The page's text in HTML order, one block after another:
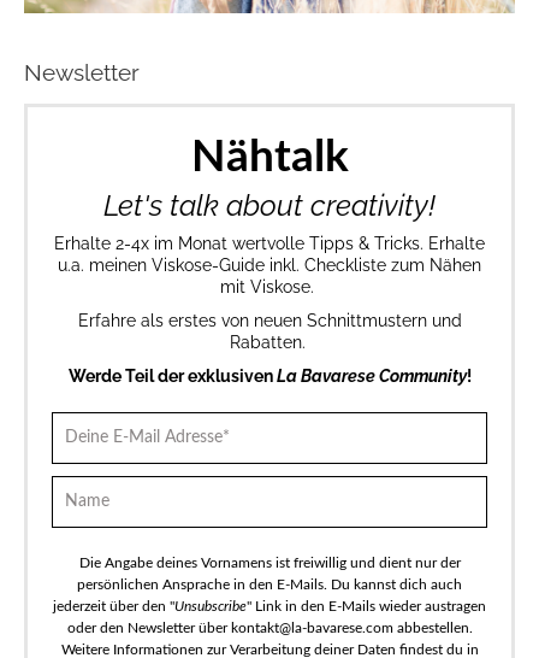
Newsletter
Nähtalk
Let's talk about creativity!
Erhalte 2-4x im Monat wertvolle Tipps & Tricks. Erhalte
u.a. meinen Viskose-Guide inkl. Checkliste zum Nähen
mit Viskose.
Erfahre als erstes von neuen Schnittmustern und
Rabatten.
Werde Teil der exklusivenLa Bavarese Community!
Die Angabe deines Vornamens ist freiwillig und dient nur der
persönlichen Ansprache in den E-Mails. Du kannst dich auch
jederzeit über den "Unsubscribe" Link in den E-Mails wieder austragen
oder den Newsletter über kontakt@la-bavarese.com abbestellen.
Weitere Informationen zur Verarbeitung deiner Daten findest du in